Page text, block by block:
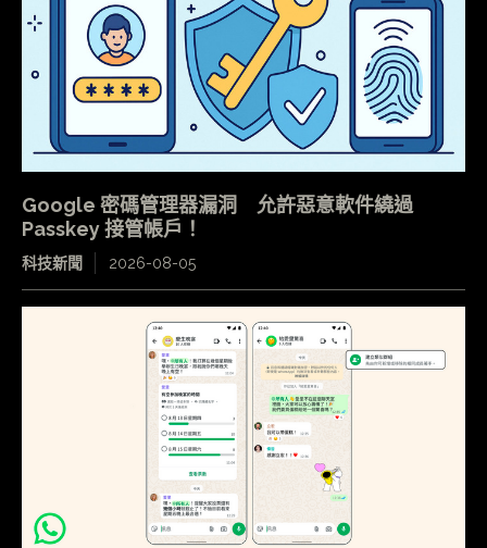
Google 密碼管理器漏洞 允許惡意軟件繞過
Passkey 接管帳戶！
科技新聞 2026-08-05